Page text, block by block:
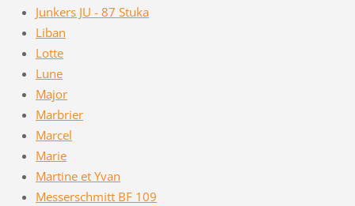
Junkers JU - 87 Stuka
Liban
Lotte
Lune
Major
Marbrier
Marcel
Marie
Martine et Yvan
Messerschmitt BF 109